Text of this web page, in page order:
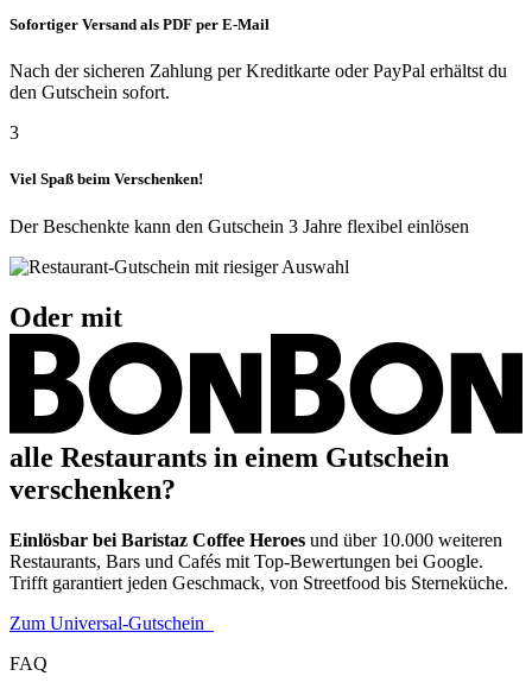
Sofortiger Versand als PDF per E-Mail
Nach der sicheren Zahlung per Kreditkarte oder PayPal erhältst du
den Gutschein sofort.
3
Viel Spaß beim Verschenken!
Der Beschenkte kann den Gutschein 3 Jahre flexibel einlösen
Oder mit
alle Restaurants in einem Gutschein
verschenken?
Einlösbar bei Baristaz Coffee Heroes und über 10.000 weiteren
Restaurants, Bars und Cafés mit Top-Bewertungen bei Google.
Trifft garantiert jeden Geschmack, von Streetfood bis Sterneküche.
Zum Universal-Gutschein
FAQ